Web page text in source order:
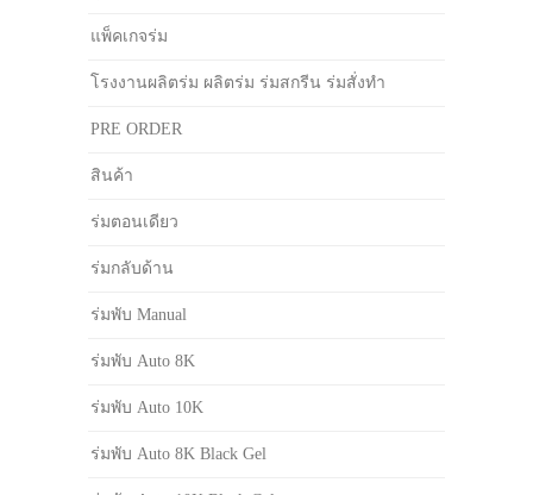
แพ็คเกจร่ม
โรงงานผลิตร่ม ผลิตร่ม ร่มสกรีน ร่มสั่งทำ
PRE ORDER
สินค้า
ร่มตอนเดียว
ร่มกลับด้าน
ร่มพับ Manual
ร่มพับ Auto 8K
ร่มพับ Auto 10K
ร่มพับ Auto 8K Black Gel